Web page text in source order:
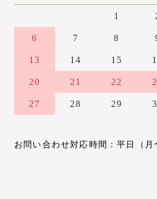
1
6 7 8
13 14 15
20 21 22
27 28 29
お問い合わせ対応時間：平日（